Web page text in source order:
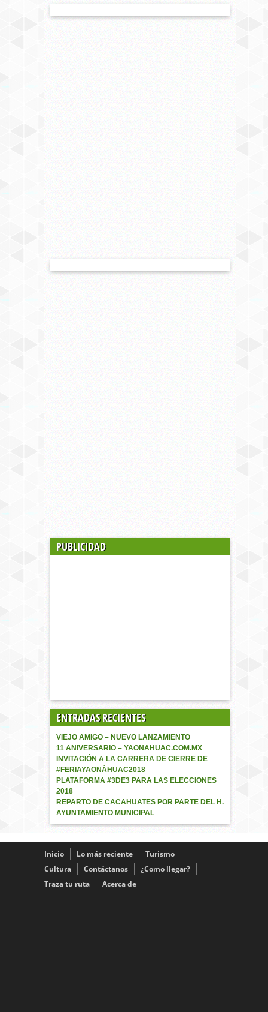
PUBLICIDAD
ENTRADAS RECIENTES
VIEJO AMIGO – NUEVO LANZAMIENTO
11 ANIVERSARIO – YAONAHUAC.COM.MX
INVITACIÓN A LA CARRERA DE CIERRE DE
#FERIAYAONÁHUAC2018
PLATAFORMA #3DE3 PARA LAS ELECCIONES
2018
REPARTO DE CACAHUATES POR PARTE DEL H.
AYUNTAMIENTO MUNICIPAL
Inicio Lo más reciente
Turismo
Cultura
Contáctanos
¿Como llegar?
Traza tu ruta
Acerca de